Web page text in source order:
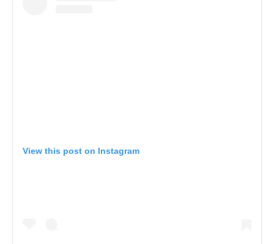
View this post on Instagram